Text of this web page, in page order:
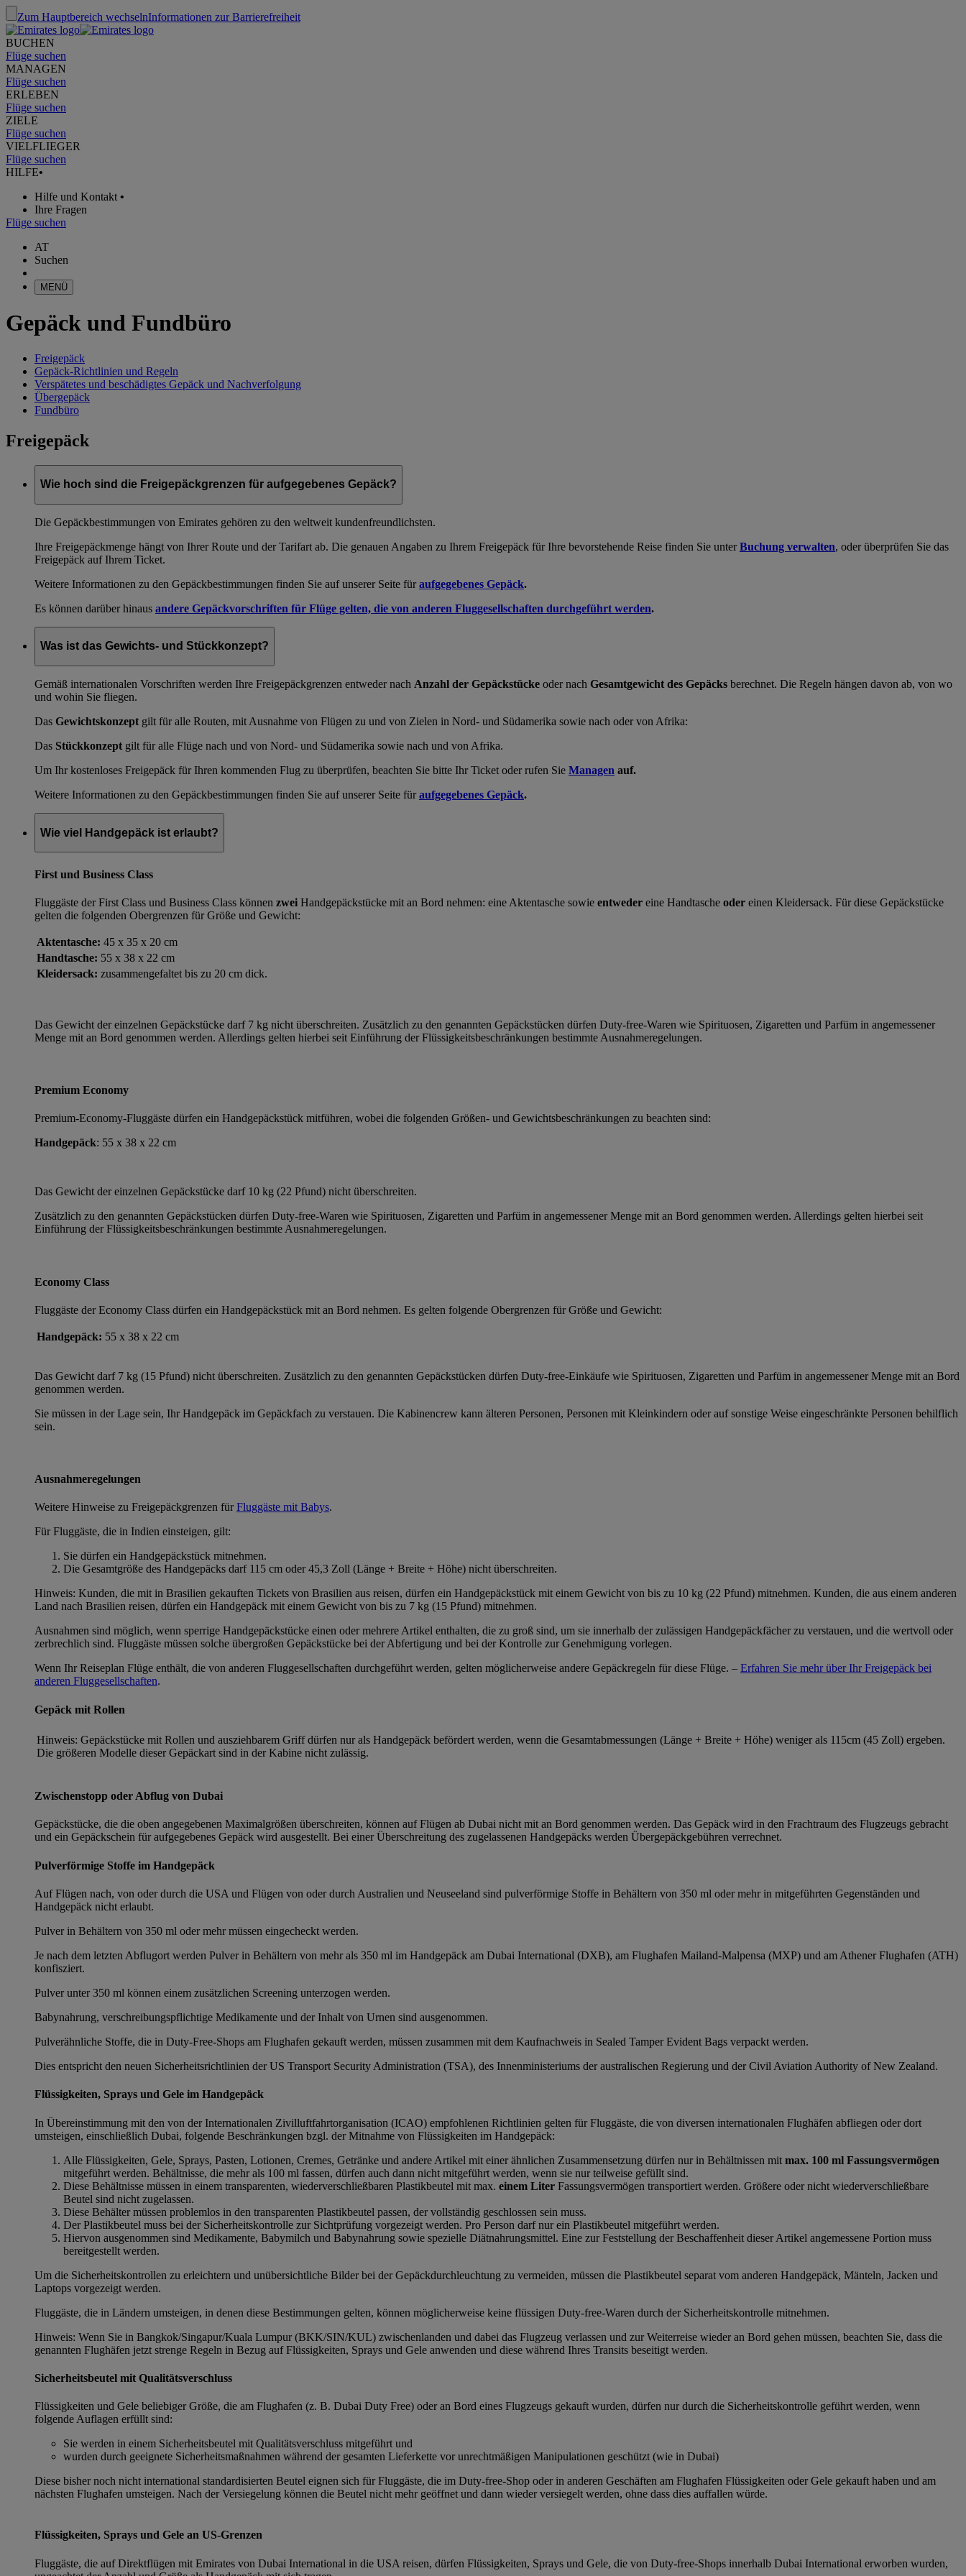
Zum Hauptbereich wechselnInformationen zur Barrierefreiheit
BUCHEN
Flüge suchen
MANAGEN
Flüge suchen
ERLEBEN
Flüge suchen
ZIELE
Flüge suchen
VIELFLIEGER
Flüge suchen
HILFE•
Hilfe und Kontakt •
Ihre Fragen
Flüge suchen
AT
Suchen
MENÜ
Gepäck und Fundbüro
Freigepäck
Gepäck-Richtlinien und Regeln
Verspätetes und beschädigtes Gepäck und Nachverfolgung
Übergepäck
Fundbüro
Freigepäck
Wie hoch sind die Freigepäckgrenzen für aufgegebenes Gepäck?
Die Gepäckbestimmungen von Emirates gehören zu den weltweit kundenfreundlichsten.
Ihre Freigepäckmenge hängt von Ihrer Route und der Tarifart ab. Die genauen Angaben zu Ihrem Freigepäck für Ihre bevorstehende Reise finden Sie unterBuchung verwalten, oder überprüfen Sie das
Freigepäck auf Ihrem Ticket.
Weitere Informationen zu den Gepäckbestimmungen finden Sie auf unserer Seite füraufgegebenes Gepäck.
Es können darüber hinaus andere Gepäckvorschriften für Flüge gelten, die von anderen Fluggesellschaften durchgeführt werden.
Was ist das Gewichts- und Stückkonzept?
Gemäß internationalen Vorschriften werden Ihre Freigepäckgrenzen entweder nach Anzahl der Gepäckstücke oder nach Gesamtgewicht des Gepäcks berechnet. Die Regeln hängen davon ab, von wo
und wohin Sie fliegen.
Das Gewichtskonzept gilt für alle Routen, mit Ausnahme von Flügen zu und von Zielen in Nord- und Südamerika sowie nach oder von Afrika:
Das Stückkonzept gilt für alle Flüge nach und von Nord- und Südamerika sowie nach und von Afrika.
Um Ihr kostenloses Freigepäck für Ihren kommenden Flug zu überprüfen, beachten Sie bitte Ihr Ticket oder rufen Sie Managen auf.
Weitere Informationen zu den Gepäckbestimmungen finden Sie auf unserer Seite füraufgegebenes Gepäck.
Wie viel Handgepäck ist erlaubt?
First und Business Class
Fluggäste der First Class und Business Class können zwei Handgepäckstücke mit an Bord nehmen: eine Aktentasche sowie entweder eine Handtasche oder einen Kleidersack. Für diese Gepäckstücke
gelten die folgenden Obergrenzen für Größe und Gewicht:
Aktentasche: 45 x 35 x 20 cm
Handtasche: 55 x 38 x 22 cm
Kleidersack: zusammengefaltet bis zu 20 cm dick.
Das Gewicht der einzelnen Gepäckstücke darf 7 kg nicht überschreiten. Zusätzlich zu den genannten Gepäckstücken dürfen Duty-free-Waren wie Spirituosen, Zigaretten und Parfüm in angemessener
Menge mit an Bord genommen werden. Allerdings gelten hierbei seit Einführung der Flüssigkeitsbeschränkungen bestimmte Ausnahmeregelungen.
Premium Economy
Premium-Economy-Fluggäste dürfen ein Handgepäckstück mitführen, wobei die folgenden Größen- und Gewichtsbeschränkungen zu beachten sind:
Handgepäck: 55 x 38 x 22 cm
Das Gewicht der einzelnen Gepäckstücke darf 10 kg (22 Pfund) nicht überschreiten.
Zusätzlich zu den genannten Gepäckstücken dürfen Duty-free-Waren wie Spirituosen, Zigaretten und Parfüm in angemessener Menge mit an Bord genommen werden. Allerdings gelten hierbei seit
Einführung der Flüssigkeitsbeschränkungen bestimmte Ausnahmeregelungen.
Economy Class
Fluggäste der Economy Class dürfen ein Handgepäckstück mit an Bord nehmen. Es gelten folgende Obergrenzen für Größe und Gewicht:
Handgepäck: 55 x 38 x 22 cm
Das Gewicht darf 7 kg (15 Pfund) nicht überschreiten. Zusätzlich zu den genannten Gepäckstücken dürfen Duty-free-Einkäufe wie Spirituosen, Zigaretten und Parfüm in angemessener Menge mit an Bord
genommen werden.
Sie müssen in der Lage sein, Ihr Handgepäck im Gepäckfach zu verstauen. Die Kabinencrew kann älteren Personen, Personen mit Kleinkindern oder auf sonstige Weise eingeschränkte Personen behilflich
sein.
Ausnahmeregelungen
Weitere Hinweise zu Freigepäckgrenzen fürFluggäste mit Babys.
Für Fluggäste, die in Indien einsteigen, gilt:
Sie dürfen ein Handgepäckstück mitnehmen.
Die Gesamtgröße des Handgepäcks darf 115 cm oder 45,3 Zoll (Länge + Breite + Höhe) nicht überschreiten.
Hinweis: Kunden, die mit in Brasilien gekauften Tickets von Brasilien aus reisen, dürfen ein Handgepäckstück mit einem Gewicht von bis zu 10 kg (22 Pfund) mitnehmen. Kunden, die aus einem anderen
Land nach Brasilien reisen, dürfen ein Handgepäck mit einem Gewicht von bis zu 7 kg (15 Pfund) mitnehmen.
Ausnahmen sind möglich, wenn sperrige Handgepäckstücke einen oder mehrere Artikel enthalten, die zu groß sind, um sie innerhalb der zulässigen Handgepäckfächer zu verstauen, und die wertvoll oder
zerbrechlich sind. Fluggäste müssen solche übergroßen Gepäckstücke bei der Abfertigung und bei der Kontrolle zur Genehmigung vorlegen.
Wenn Ihr Reiseplan Flüge enthält, die von anderen Fluggesellschaften durchgeführt werden, gelten möglicherweise andere Gepäckregeln für diese Flüge. – Erfahren Sie mehr über Ihr Freigepäck bei
anderen Fluggesellschaften.
Gepäck mit Rollen
Hinweis: Gepäckstücke mit Rollen und ausziehbarem Griff dürfen nur als Handgepäck befördert werden, wenn die Gesamtabmessungen (Länge + Breite + Höhe) weniger als 115cm (45 Zoll) ergeben.
Die größeren Modelle dieser Gepäckart sind in der Kabine nicht zulässig.
Zwischenstopp oder Abflug von Dubai
Gepäckstücke, die die oben angegebenen Maximalgrößen überschreiten, können auf Flügen ab Dubai nicht mit an Bord genommen werden. Das Gepäck wird in den Frachtraum des Flugzeugs gebracht
und ein Gepäckschein für aufgegebenes Gepäck wird ausgestellt. Bei einer Überschreitung des zugelassenen Handgepäcks werden Übergepäckgebühren verrechnet.
Pulverförmige Stoffe im Handgepäck
Auf Flügen nach, von oder durch die USA und Flügen von oder durch Australien und Neuseeland sind pulverförmige Stoffe in Behältern von 350 ml oder mehr in mitgeführten Gegenständen und
Handgepäck nicht erlaubt.
Pulver in Behältern von 350 ml oder mehr müssen eingecheckt werden.
Je nach dem letzten Abflugort werden Pulver in Behältern von mehr als 350 ml im Handgepäck am Dubai International (DXB), am Flughafen Mailand-Malpensa (MXP) und am Athener Flughafen (ATH)
konfisziert.
Pulver unter 350 ml können einem zusätzlichen Screening unterzogen werden.
Babynahrung, verschreibungspflichtige Medikamente und der Inhalt von Urnen sind ausgenommen.
Pulverähnliche Stoffe, die in Duty-Free-Shops am Flughafen gekauft werden, müssen zusammen mit dem Kaufnachweis in Sealed Tamper Evident Bags verpackt werden.
Dies entspricht den neuen Sicherheitsrichtlinien der US Transport Security Administration (TSA), des Innenministeriums der australischen Regierung und der Civil Aviation Authority of New Zealand.
Flüssigkeiten, Sprays und Gele im Handgepäck
In Übereinstimmung mit den von der Internationalen Zivilluftfahrtorganisation (ICAO) empfohlenen Richtlinien gelten für Fluggäste, die von diversen internationalen Flughäfen abfliegen oder dort
umsteigen, einschließlich Dubai, folgende Beschränkungen bzgl. der Mitnahme von Flüssigkeiten im Handgepäck:
Alle Flüssigkeiten, Gele, Sprays, Pasten, Lotionen, Cremes, Getränke und andere Artikel mit einer ähnlichen Zusammensetzung dürfen nur in Behältnissen mit max. 100 ml Fassungsvermögen
mitgeführt werden. Behältnisse, die mehr als 100 ml fassen, dürfen auch dann nicht mitgeführt werden, wenn sie nur teilweise gefüllt sind.
Diese Behältnisse müssen in einem transparenten, wiederverschließbaren Plastikbeutel mit max. einem Liter Fassungsvermögen transportiert werden. Größere oder nicht wiederverschließbare
Beutel sind nicht zugelassen.
Diese Behälter müssen problemlos in den transparenten Plastikbeutel passen, der vollständig geschlossen sein muss.
Der Plastikbeutel muss bei der Sicherheitskontrolle zur Sichtprüfung vorgezeigt werden. Pro Person darf nur ein Plastikbeutel mitgeführt werden.
Hiervon ausgenommen sind Medikamente, Babymilch und Babynahrung sowie spezielle Diätnahrungsmittel. Eine zur Feststellung der Beschaffenheit dieser Artikel angemessene Portion muss
bereitgestellt werden.
Um die Sicherheitskontrollen zu erleichtern und unübersichtliche Bilder bei der Gepäckdurchleuchtung zu vermeiden, müssen die Plastikbeutel separat vom anderen Handgepäck, Mänteln, Jacken und
Laptops vorgezeigt werden.
Fluggäste, die in Ländern umsteigen, in denen diese Bestimmungen gelten, können möglicherweise keine flüssigen Duty-free-Waren durch der Sicherheitskontrolle mitnehmen.
Hinweis: Wenn Sie in Bangkok/Singapur/Kuala Lumpur (BKK/SIN/KUL) zwischenlanden und dabei das Flugzeug verlassen und zur Weiterreise wieder an Bord gehen müssen, beachten Sie, dass die
genannten Flughäfen jetzt strenge Regeln in Bezug auf Flüssigkeiten, Sprays und Gele anwenden und diese während Ihres Transits beseitigt werden.
Sicherheitsbeutel mit Qualitätsverschluss
Flüssigkeiten und Gele beliebiger Größe, die am Flughafen (z. B. Dubai Duty Free) oder an Bord eines Flugzeugs gekauft wurden, dürfen nur durch die Sicherheitskontrolle geführt werden, wenn
folgende Auflagen erfüllt sind:
Sie werden in einem Sicherheitsbeutel mit Qualitätsverschluss mitgeführt und
wurden durch geeignete Sicherheitsmaßnahmen während der gesamten Lieferkette vor unrechtmäßigen Manipulationen geschützt (wie in Dubai)
Diese bisher noch nicht international standardisierten Beutel eignen sich für Fluggäste, die im Duty-free-Shop oder in anderen Geschäften am Flughafen Flüssigkeiten oder Gele gekauft haben und am
nächsten Flughafen umsteigen. Nach der Versiegelung können die Beutel nicht mehr geöffnet und dann wieder versiegelt werden, ohne dass dies auffallen würde.
Flüssigkeiten, Sprays und Gele an US-Grenzen
Fluggäste, die auf Direktflügen mit Emirates von Dubai International in die USA reisen, dürfen Flüssigkeiten, Sprays und Gele, die von Duty-free-Shops innerhalb Dubai International erworben wurden,